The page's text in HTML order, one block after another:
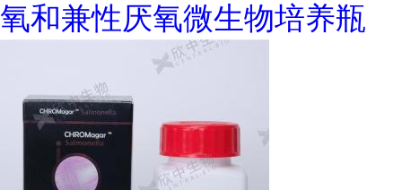
氧和兼性厌氧微生物培养瓶